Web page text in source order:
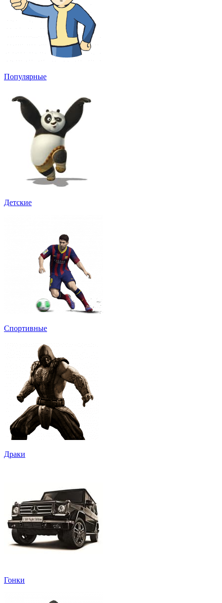
Популярные
Детские
Спортивные
Драки
Гонки